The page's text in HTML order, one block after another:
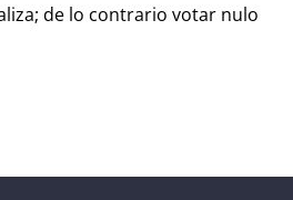
de lo contrario votar nulo